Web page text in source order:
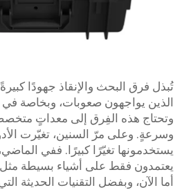
تُبذل فرق البحث والإنقاذ جهودًا
الذين يواجهون صعوبات، وبخاصة في
وتحتاج هذه الفِرق إلى معداتٍ
وسرعةٍ. وعلى مرّ السنين، تغيّرت
يستخدمونها تغيّرًا كبيرًا. ففي
يعتمدون فقط على أشياء بسيطة مثل
أما الآن، وبفضل التقنيات الحديثة